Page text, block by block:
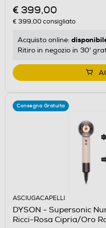
€ 399,00
€ 399,00consigliato
Acquisto online:
Ritiro in negozio in 30'
Consegna Gratuita
ASCIUGACAPELLI
DYSON - Supersonic
Ricci-Rosa Cipria/Oro